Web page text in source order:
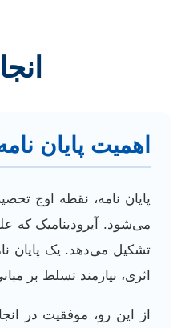
اهمیت پایان
پایان نامه، نقطه اوج
می‌شود. آیرودینامیک که
تشکیل می‌دهد. یک پایان
اثری، نیازمند تسلط بر
از این رو، موفقیت در